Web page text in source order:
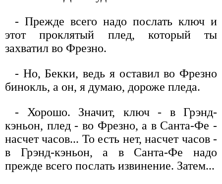
- Прежде всего надо послать ключ и
этот проклятый плед, который ты
захватил во Фрезно.
- Но, Бекки, ведь я оставил во Фрезно
бинокль, а он, я думаю, дороже пледа.
- Хорошо. Значит, ключ - в Грэнд-
кэньон, плед - во Фрезно, а в Санта-Фе -
насчет часов... То есть нет, насчет часов -
в Грэнд-кэньон, а в Санта-Фе надо
прежде всего послать извинение. Затем...